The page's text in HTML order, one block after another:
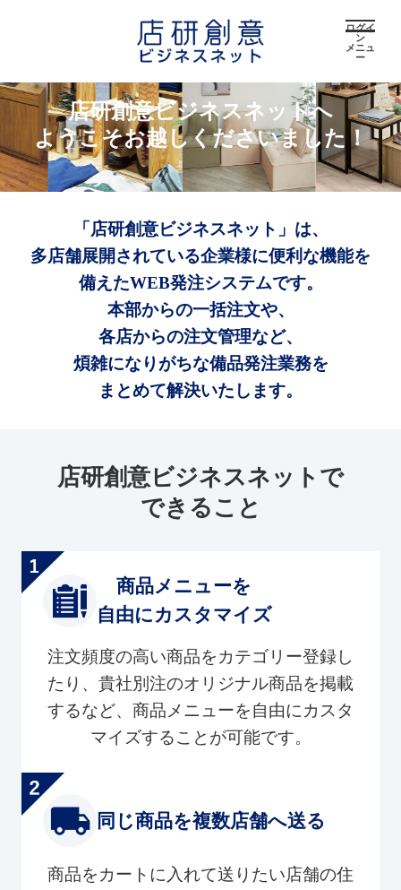
ログイ
ン
メニュ
ー
店研創意ビジネスネットへ
ようこそお越しくださいました！
「店研創意ビジネスネット」は、
多店舗展開されている企業様に便利な機能を
備えたWEB発注システムです。
本部からの一括注文や、
各店からの注文管理など、
煩雑になりがちな備品発注業務を
まとめて解決いたします。
店研創意ビジネスネットで
できること
商品メニューを
自由にカスタマイズ
注文頻度の高い商品をカテゴリー登録し
たり、貴社別注のオリジナル商品を掲載
するなど、商品メニューを自由にカスタ
マイズすることが可能です。
同じ商品を複数店舗へ送る
商品をカートに入れて送りたい店舗の住